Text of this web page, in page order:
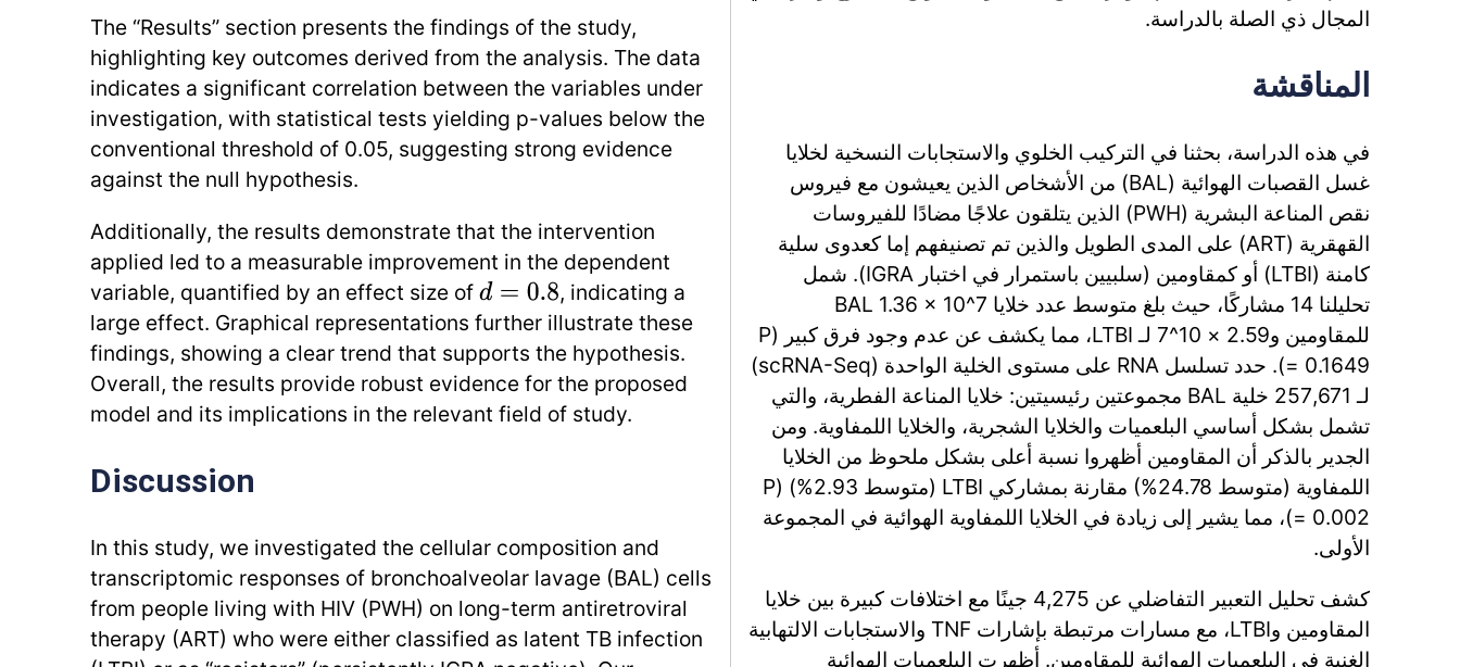
المجال ذي الصلة بالدراسة.
المناقشة
في هذه الدراسة، بحثنا في التركيب الخلوي والاستجابات النسخية لخلايا
غسل القصبات الهوائية (BAL) من الأشخاص الذين يعيشون مع فيروس
نقص المناعة البشرية (PWH) الذين يتلقون علاجًا مضادًا للفيروسات
القهقرية (ART) على المدى الطويل والذين تم تصنيفهم إما كعدوى سلية
كامنة (LTBI) أو كمقاومين (سلبيين باستمرار في اختبار IGRA). شمل
تحليلنا 14 مشاركًا، حيث بلغ متوسط عدد خلايا BAL 1.36 × 10^7
للمقاومين و2.59 × 10^7 لـ LTBI، مما يكشف عن عدم وجود فرق كبير (P
= 0.1649). حدد تسلسل RNA على مستوى الخلية الواحدة (scRNA-Seq)
لـ 257,671 خلية BAL مجموعتين رئيسيتين: خلايا المناعة الفطرية، والتي
تشمل بشكل أساسي البلعميات والخلايا الشجرية، والخلايا اللمفاوية. ومن
الجدير بالذكر أن المقاومين أظهروا نسبة أعلى بشكل ملحوظ من الخلايا
اللمفاوية (متوسط 24.78%) مقارنة بمشاركي LTBI (متوسط 2.93%) (P
= 0.002)، مما يشير إلى زيادة في الخلايا اللمفاوية الهوائية في المجموعة
الأولى.
كشف تحليل التعبير التفاضلي عن 4,275 جينًا مع اختلافات كبيرة بين خلايا
المقاومين وLTBI، مع مسارات مرتبطة بإشارات TNF والاستجابات الالتهابية
الغنية في البلعميات الهوائية للمقاومين. أظهرت البلعميات الهوائية
The “Results” section presents the findings of the study,
highlighting key outcomes derived from the analysis. The data
indicates a significant correlation between the variables under
investigation, with statistical tests yielding p-values below the
conventional threshold of 0.05, suggesting strong evidence
against the null hypothesis.
Additionally, the results demonstrate that the intervention
applied led to a measurable improvement in the dependent
variable, quantified by an effect size of d =0.8
, indicating a
large effect. Graphical representations further illustrate these
findings, showing a clear trend that supports the hypothesis.
Overall, the results provide robust evidence for the proposed
model and its implications in the relevant field of study.
Discussion
In this study, we investigated the cellular composition and
transcriptomic responses of bronchoalveolar lavage (BAL) cells
from people living with HIV (PWH) on long-term antiretroviral
therapy (ART) who were either classified as latent TB infection